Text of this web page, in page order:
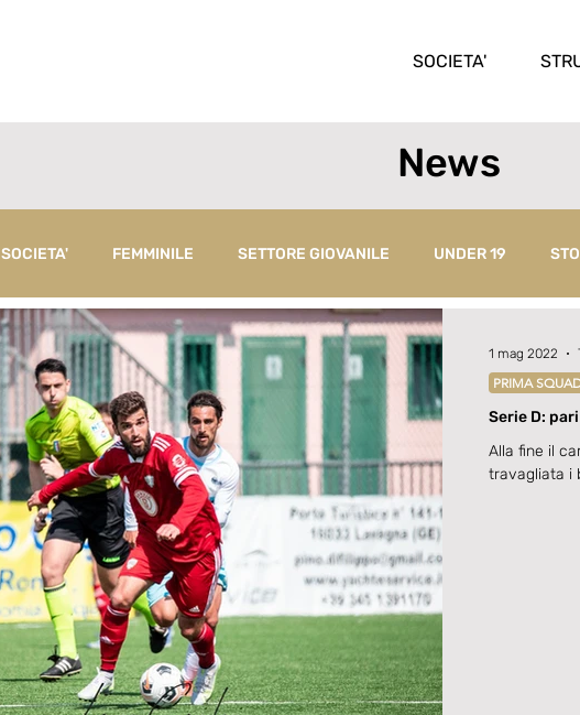
SOCIETA'
News
SOCIETA' FEMMINILE SETTORE GIOVANILE UNDER 19
Serie D:
Alla fine il
travagliata i
PRIMA
1 mag 2022